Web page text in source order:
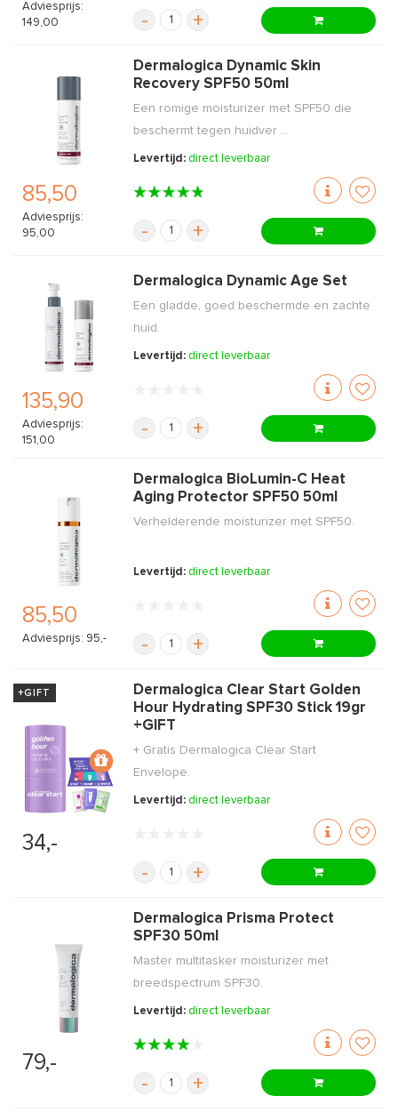
Adviesprijs:
149,00
- +
85,50
Adviesprijs:
95,00
Dermalogica Dynamic Skin
Recovery SPF50 50ml
Een romige moisturizer met SPF50 die
beschermt tegen huidver ...
Levertijd: direct leverbaar
- +
135,90
Adviesprijs:
151,00
Dermalogica Dynamic Age Set
Een gladde, goed beschermde en zachte
huid.
Levertijd: direct leverbaar
- +
85,50
Adviesprijs: 95,-
Dermalogica BioLumin-C Heat
Aging Protector SPF50 50ml
Verhelderende moisturizer met SPF50.
Levertijd: direct leverbaar
- +
+GIFT
34,-
Dermalogica Clear Start Golden
Hour Hydrating SPF30 Stick 19gr
+GIFT
+ Gratis Dermalogica Clear Start
Envelope.
Levertijd: direct leverbaar
- +
79,-
Dermalogica Prisma Protect
SPF30 50ml
Master multitasker moisturizer met
breedspectrum SPF30.
Levertijd: direct leverbaar
- +